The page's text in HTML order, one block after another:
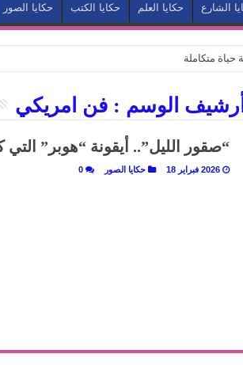
الشارع حكايا العلم حكايا الكتب حكايا الصور
متكاملة
إلى بطل في روايات مريم عبد العزيز؟ (الجزء الأول)
أرشيف الوسم :فن امريكي
“صقور الليل”.. أيقونة “هوبر” التي
2026 فبراير 18 حكايا الصور 0